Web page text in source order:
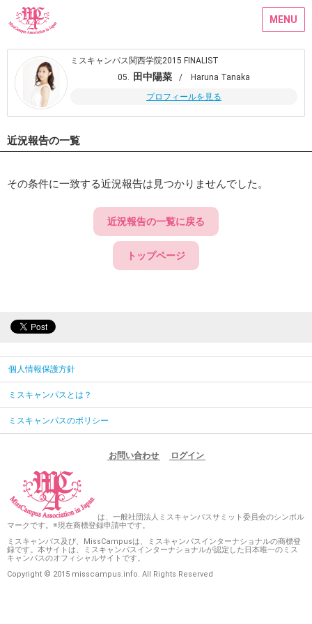
MENU
ミスキャンパス関西学院2015 FINALIST
05. 田中陽菜
/ Haruna Tanaka
プロフィールを見る
近況報告の一覧
その条件に一致する近況報告は見つかりませんでした。
近況報告の一覧に戻る
トップページ
個人情報保護方針
ミスキャンパスとは？
ミスキャンパスのポリシー
お問い合わせ ログイン
は、一般社団法人ミスキャンパスサミット委員会のシンボル
マークです。※現在商標登録申請中です。
ミスキャンパス及び、MissCampusは、ミスキャンパスインターナショナルの商標登
録です。本サイトは、ミスキャンパスインターナショナルが認定した日本唯一のミス
キャンパスのオフィシャルサイトです。
Copyright © 2015 misscampus.info. All Rights Reserved